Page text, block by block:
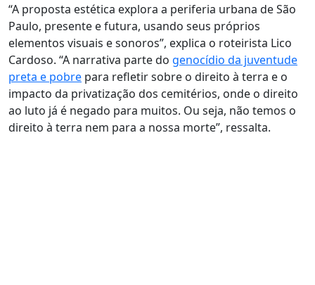
“A proposta estética explora a periferia urbana de São
Paulo, presente e futura, usando seus próprios
elementos visuais e sonoros”, explica o roteirista Lico
Cardoso. “A narrativa parte do genocídio da juventude
preta e pobre para refletir sobre o direito à terra e o
impacto da privatização dos cemitérios, onde o direito
ao luto já é negado para muitos. Ou seja, não temos o
direito à terra nem para a nossa morte”, ressalta.